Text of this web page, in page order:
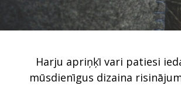
Harju apriņķī vari patiesi
mūsdienīgus dizaina